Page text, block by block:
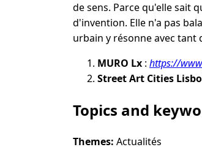
de sens. Parce qu'elle sait
d'invention. Elle n'a pas
urbain y résonne avec tant
MURO Lx : https://
Street Art Cities
Topics and
Themes: Actualités